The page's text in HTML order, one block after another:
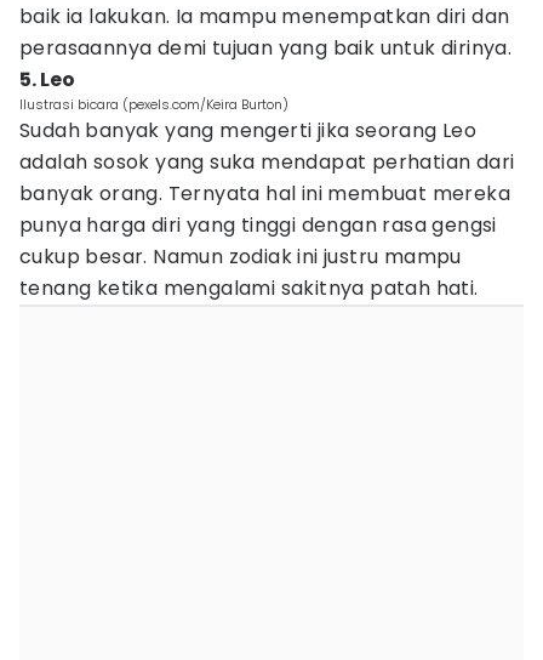
baik ia lakukan. Ia mampu menempatkan diri dan
perasaannya demi tujuan yang baik untuk dirinya.
5. Leo
Ilustrasi bicara (pexels.com/Keira Burton)
Sudah banyak yang mengerti jika seorang Leo
adalah sosok yang suka mendapat perhatian dari
banyak orang. Ternyata hal ini membuat mereka
punya harga diri yang tinggi dengan rasa gengsi
cukup besar. Namun zodiak ini justru mampu
tenang ketika mengalami sakitnya patah hati.